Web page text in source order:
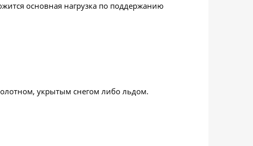
основная нагрузка по поддержанию
укрытым снегом либо льдом.